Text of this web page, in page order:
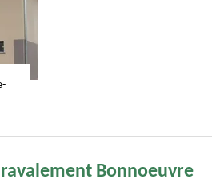
Bonnoeuvre